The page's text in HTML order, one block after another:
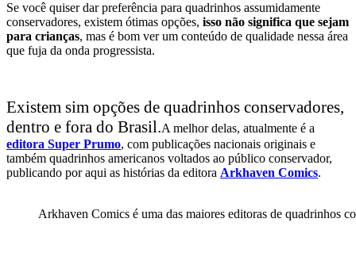
Se você quiser dar preferência para quadrinhos assumidamente
conservadores, existem ótimas opções, isso não significa que sejam
para crianças, mas é bom ver um conteúdo de qualidade nessa área
que fuja da onda progressista.
Existem sim opções de quadrinhos conservadores,
dentro e fora do Brasil.A melhor delas, atualmente é a
editora Super Prumo, com publicações nacionais originais e
também quadrinhos americanos voltados ao público conservador,
publicando por aqui as histórias da editora Arkhaven Comics.
Arkhaven Comics é uma das maiores editoras de quadrinhos